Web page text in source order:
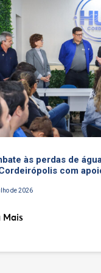
às perdas de
com
de 2026
Mais